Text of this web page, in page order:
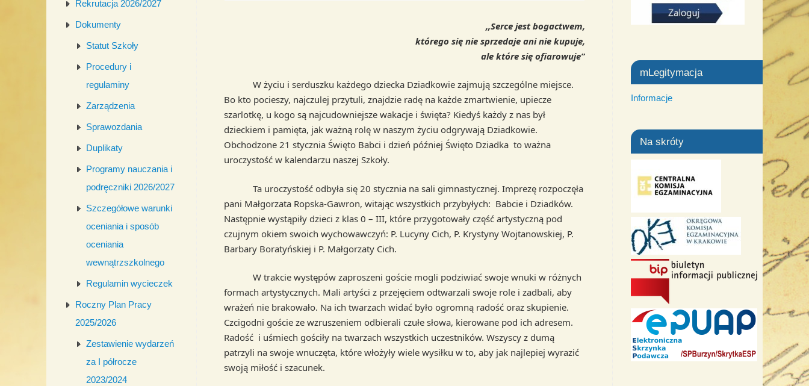
,,Serce jest bogactwem,
którego się nie sprzedaje ani nie kupuje,
ale które się ofiarowuje”
W życiu i serduszku każdego dziecka Dziadkowie zajmują szczególne miejsce.
Bo kto pocieszy, najczulej przytuli, znajdzie radę na każde zmartwienie, upiecze
szarlotkę, u kogo są najcudowniejsze wakacje i święta? Kiedyś każdy z nas był
dzieckiem i pamięta, jak ważną rolę w naszym życiu odgrywają Dziadkowie.
Obchodzone 21 stycznia Święto Babci i dzień później Święto Dziadka to ważna
uroczystość w kalendarzu naszej Szkoły.
Ta uroczystość odbyła się 20 stycznia na sali gimnastycznej. Imprezę rozpoczęła
pani Małgorzata Ropska-Gawron, witając wszystkich przybyłych: Babcie i Dziadków.
Następnie wystąpiły dzieci z klas 0 – III, które przygotowały część artystyczną pod
czujnym okiem swoich wychowawczyń: P. Lucyny Cich, P. Krystyny Wojtanowskiej, P.
Barbary Boratyńskiej i P. Małgorzaty Cich.
W trakcie występów zaproszeni goście mogli podziwiać swoje wnuki w różnych
formach artystycznych. Mali artyści z przejęciem odtwarzali swoje role i zadbali, aby
wrażeń nie brakowało. Na ich twarzach widać było ogromną radość oraz skupienie.
Czcigodni goście ze wzruszeniem odbierali czułe słowa, kierowane pod ich adresem.
Radość i uśmiech gościły na twarzach wszystkich uczestników. Wszyscy z dumą
patrzyli na swoje wnuczęta, które włożyły wiele wysiłku w to, aby jak najlepiej wyrazić
swoją miłość i szacunek.
Rekrutacja 2026/2027
Dokumenty
Statut Szkoły
Procedury i
regulaminy
Zarządzenia
Sprawozdania
Duplikaty
Programy nauczania i
podręczniki 2026/2027
Szczegółowe warunki
oceniania i sposób
oceniania
wewnątrzszkolnego
Regulamin wycieczek
Roczny Plan Pracy
2025/2026
Zestawienie wydarzeń
za I półrocze
2023/2024
mLegitymacja
Informacje
Na skróty